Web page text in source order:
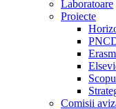
Laboratoare
Proiecte
Comisii